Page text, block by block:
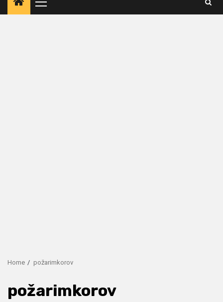
Primary
Menu
Home požarimkorov
požarimkorov